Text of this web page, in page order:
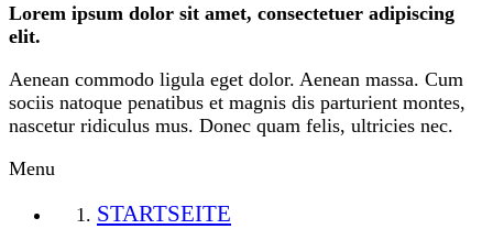
Lorem ipsum dolor sit amet, consectetuer adipiscing
elit.
Aenean commodo ligula eget dolor. Aenean massa. Cum
sociis natoque penatibus et magnis dis parturient montes,
nascetur ridiculus mus. Donec quam felis, ultricies nec.
Menu
STARTSEITE